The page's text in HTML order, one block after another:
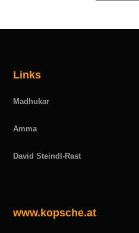
Links
Madhukar
Amma
David Steindl-Rast
www.kopsche.at